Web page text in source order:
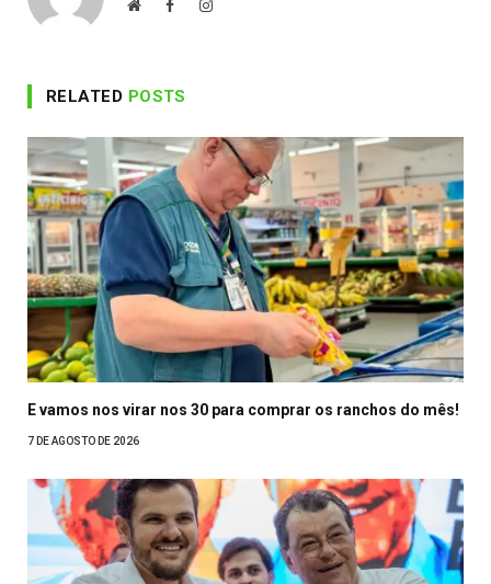
WebsiteFacebookInstagram
RELATED POSTS
E vamos nos virar nos 30 para comprar os ranchos do mês!
7 DE AGOSTO DE 2026